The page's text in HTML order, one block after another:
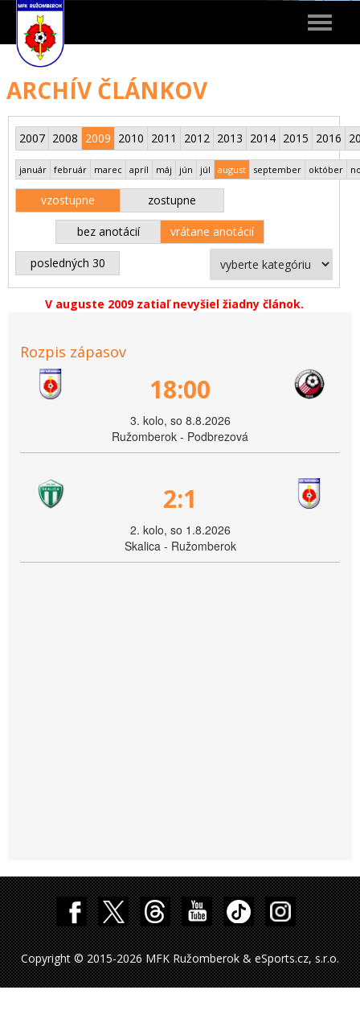
Toggle
ARCHÍV ČLÁNKOV
2007 2008 2009 2010 2011 2012 2013 2014 2015 2016
január február marec apríl máj jún júl august september október
vzostupne zostupne
bez anotácií vrátane anotácií
posledných 30
V auguste 2009 zatiaľ nevyšiel žiadny článok.
Rozpis zápasov
18:00
3. kolo, so 8.8.2026
Ružomberok - Podbrezová
2:1
2. kolo, so 1.8.2026
Skalica - Ružomberok
Copyright © 2015-2026 MFK Ružomberok & eSports.cz, s.r.o.